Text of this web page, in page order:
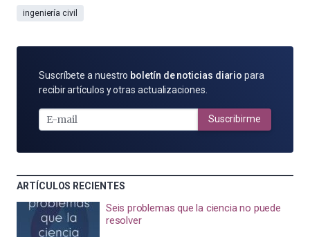
ingeniería civil
SUSCRÍBETE
POR
MAIL
Suscríbete a nuestro boletín de noticias diario para
recibir artículos y otras actualizaciones.
Suscribirme
ARTÍCULOS RECIENTES
Seis problemas que la ciencia no puede
resolver